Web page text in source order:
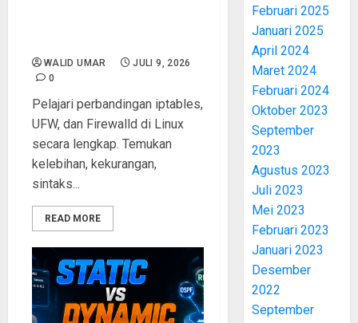
WALID UMAR
JULI 9, 2026
0
Pelajari perbandingan iptables,
UFW, dan Firewalld di Linux
secara lengkap. Temukan
kelebihan, kekurangan,
sintaks...
READ MORE
Februari 2025
Januari 2025
April 2024
Maret 2024
Februari 2024
Oktober 2023
September
2023
Agustus 2023
Juli 2023
Mei 2023
Februari 2023
Januari 2023
Desember
2022
September